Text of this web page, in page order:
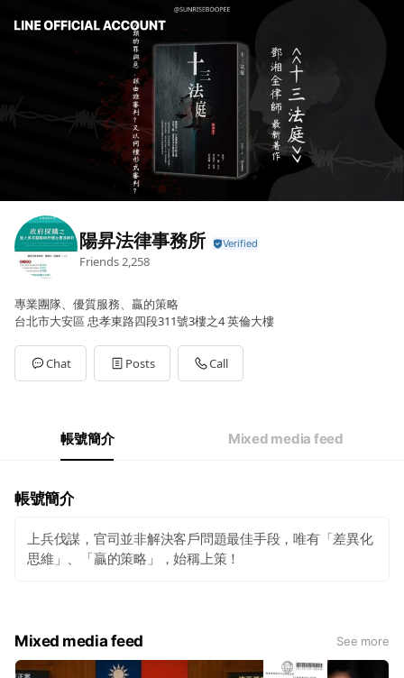
陽昇法律事務所
Friends2,258
專業團隊、優質服務、贏的策略
台北市大安區 忠孝東路四段311號3樓之4 英倫大樓
Chat Posts Call
帳號簡介 Mixed media feed
帳號簡介
上兵伐謀，官司並非解決客戶問題最佳手段，唯有「差異化
思維」、「贏的策略」，始稱上策！
Mixed media feed See more